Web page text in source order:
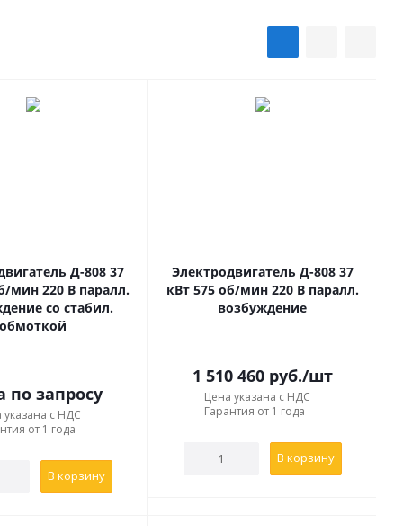
Д-808 37
мин 220 В паралл.
со стабил.
обмоткой
по запросу
указана с НДС
от 1 года
В корзину
Электродвигатель Д-808 37
кВт 575 об/мин 220 В паралл.
возбуждение
1 510 460руб./шт
Цена указана с НДС
Гарантия от 1 года
В корзину